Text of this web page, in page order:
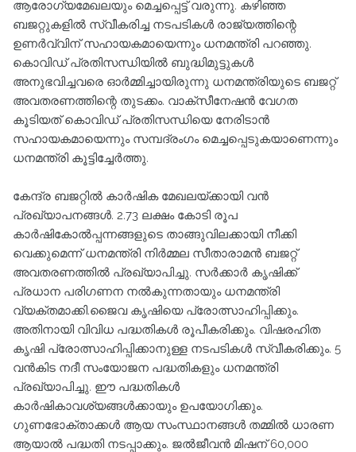
ആരോഗ്യമേഖലയും മെച്ചപ്പെട്ട് വരുന്നു. കഴിഞ്ഞ
ബജറ്റുകളില്‍ സ്വീകരിച്ച നടപടികള്‍ രാജ്യത്തിന്റെ
ഉണര്‍വ്വിന് സഹായകമായെന്നും ധനമന്ത്രി പറഞ്ഞു.
കൊവിഡ് പ്രതിസന്ധിയില്‍ ബുദ്ധിമുട്ടുകള്‍
അനുഭവിച്ചവരെ ഓര്‍മ്മിച്ചായിരുന്നു ധനമന്ത്രിയുടെ ബജറ്റ്
അവതരണത്തിന്റെ തുടക്കം. വാക്സീനേഷന്‍ വേഗത
കൂടിയത് കൊവിഡ് പ്രതിസന്ധിയെ നേരിടാന്‍
സഹായകമായെന്നും സമ്പദ്‌രംഗം മെച്ചപ്പെടുകയാണെന്നും
ധനമന്ത്രി കൂട്ടിച്ചേര്‍ത്തു.
കേന്ദ്ര ബജറ്റില്‍ കാര്‍ഷിക മേഖലയ്ക്കായി വന്‍
പ്രഖ്യാപനങ്ങള്‍. 2.73 ലക്ഷം കോടി രൂപ
കാര്‍ഷികോല്‍പ്പന്നങ്ങളുടെ താങ്ങുവിലക്കായി നീക്കി
വെക്കുമെന്ന് ധനമന്ത്രി നിര്‍മ്മല സീതാരാമന്‍ ബജറ്റ്
അവതരണത്തില്‍ പ്രഖ്യാപിച്ചു. സര്‍ക്കാര്‍ കൃഷിക്ക്
പ്രധാന പരിഗണന നല്‍കുന്നതായും ധനമന്ത്രി
വ്യക്തമാക്കി.ജൈവ കൃഷിയെ പ്രോത്സാഹിപ്പിക്കും.
അതിനായി വിവിധ പദ്ധതികള്‍ രൂപീകരിക്കും. വിഷരഹിത
കൃഷി പ്രോത്സാഹിപ്പിക്കാനുള്ള നടപടികള്‍ സ്വീകരിക്കും. 5
വന്‍കിട നദീ സംയോജന പദ്ധതികളും ധനമന്ത്രി
പ്രഖ്യാപിച്ചു. ഈ പദ്ധതികള്‍
കാര്‍ഷികാവശ്യങ്ങള്‍ക്കായും ഉപയോഗിക്കും.
ഗുണഭോക്താക്കള്‍ ആയ സംസ്ഥാനങ്ങള്‍ തമ്മില്‍ ധാരണ
ആയാല്‍ പദ്ധതി നടപ്പാക്കും. ജല്‍ജീവന്‍ മിഷന് 60,000